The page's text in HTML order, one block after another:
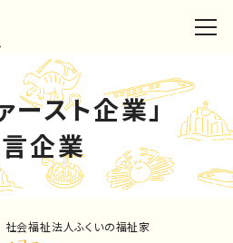
ースト企業」
企業
社会福祉法人ふくいの福祉家